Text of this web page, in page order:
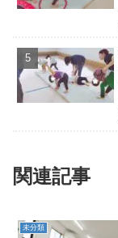
関連記事
未分類